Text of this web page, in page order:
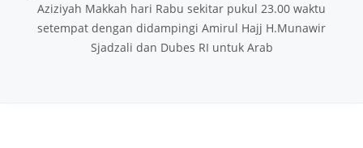
Aziziyah Makkah hari Rabu sekitar pukul 23.00 waktu
setempat dengan didampingi Amirul Hajj H.Munawir
Sjadzali dan Dubes RI untuk Arab